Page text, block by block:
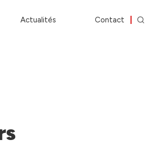
Actualités Contact